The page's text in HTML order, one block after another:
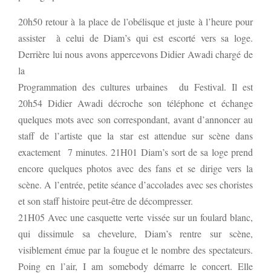
20h50 retour à la place de l’obélisque et juste à l’heure pour
assister à celui de Diam’s qui est escorté vers sa loge.
Derrière lui nous avons appercevons Didier Awadi chargé de
la
Programmation des cultures urbaines du Festival. Il est
20h54 Didier Awadi décroche son téléphone et échange
quelques mots avec son correspondant, avant d’annoncer au
staff de l’artiste que la star est attendue sur scène dans
exactement 7 minutes. 21H01 Diam’s sort de sa loge prend
encore quelques photos avec des fans et se dirige vers la
scène. A l’entrée, petite séance d’accolades avec ses choristes
et son staff histoire peut-être de décompresser.
21H05 Avec une casquette verte vissée sur un foulard blanc,
qui dissimule sa chevelure, Diam’s rentre sur scène,
visiblement émue par la fougue et le nombre des spectateurs.
Poing en l’air, I am somebody démarre le concert. Elle